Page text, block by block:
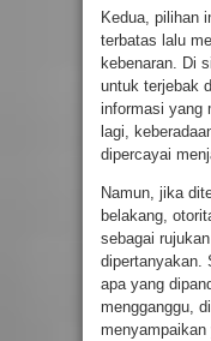
Kedua, pilihan
terbatas lalu
kebenaran. Di
untuk terjebak
informasi yang
lagi,
dipercayai
Namun, jika
belakang,
sebagai
dipertanyakan.
apa yang
mengganggu,
menyampaikan